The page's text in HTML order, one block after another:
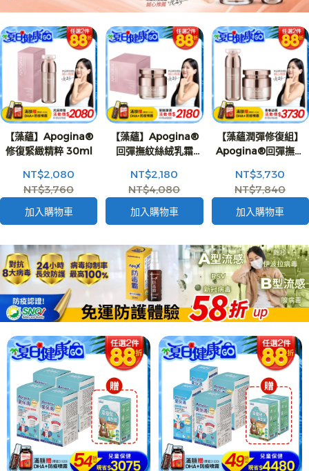
【藻蘊】Apogina®
修復緊緻精粹 30ml
NT$2,080
NT$3,760
加入購物車
【藻蘊】Apogina®
回彈撫紋絲絨乳霜
NT$2,180
NT$4,080
加入購物車
【藻蘊潤彈修復組】
Apogina®回彈撫紋
復緊緻精粹 30ml
NT$3,730
NT$7,840
加入購物車